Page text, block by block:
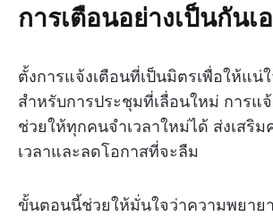
การเตือนอย่างเป็นกันเ
ตั้งการแจ้งเตือนที่เป็นมิตรเพื่อให้แน่
สำหรับการประชุมที่เลื่อนใหม่ การแ
ช่วยให้ทุกคนจำเวลาใหม่ได้ ส่งเสริ
เวลาและลดโอกาสที่จะลืม
ขั้นตอนนี้ช่วยให้มั่นใจว่าความพยาย